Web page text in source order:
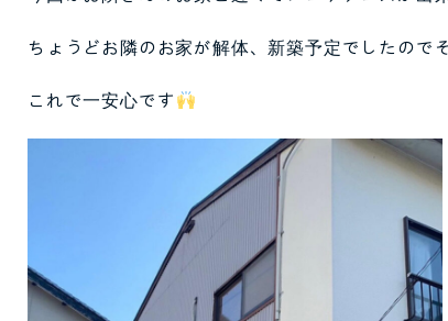
ちょうどお隣のお家が解体、新築予定でしたので
これで一安心です